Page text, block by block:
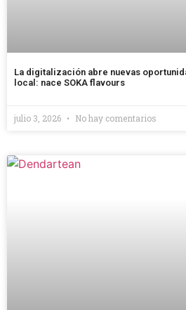
La digitalización abre nuevas
local: nace SOKA flavours
julio 3, 2026 No hay comentarios